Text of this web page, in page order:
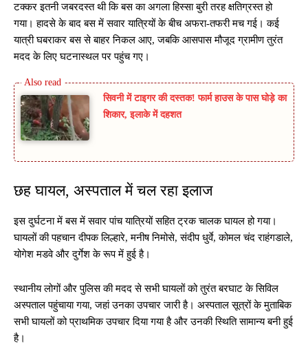
टक्कर इतनी जबरदस्त थी कि बस का अगला हिस्सा बुरी तरह क्षतिग्रस्त हो
गया। हादसे के बाद बस में सवार यात्रियों के बीच अफरा-तफरी मच गई। कई
यात्री घबराकर बस से बाहर निकल आए, जबकि आसपास मौजूद ग्रामीण तुरंत
मदद के लिए घटनास्थल पर पहुंच गए।
सिवनी में टाइगर की दस्तक! फार्म हाउस के पास घोड़े का
शिकार, इलाके में दहशत
छह घायल, अस्पताल में चल रहा इलाज
इस दुर्घटना में बस में सवार पांच यात्रियों सहित ट्रक चालक घायल हो गया।
घायलों की पहचान दीपक लिल्हारे, मनीष निमोसे, संदीप धुर्वे, कोमल चंद राहंगडाले,
योगेश मडवे और दुर्गेश के रूप में हुई है।
स्थानीय लोगों और पुलिस की मदद से सभी घायलों को तुरंत बरघाट के सिविल
अस्पताल पहुंचाया गया, जहां उनका उपचार जारी है। अस्पताल सूत्रों के मुताबिक
सभी घायलों को प्राथमिक उपचार दिया गया है और उनकी स्थिति सामान्य बनी हुई
है।